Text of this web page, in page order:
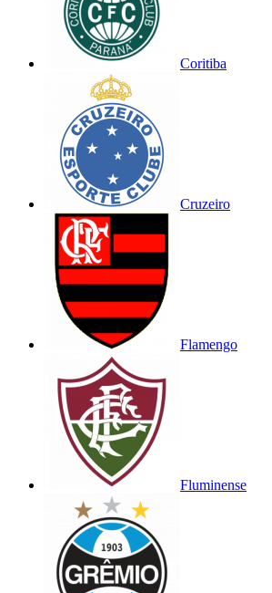
Coritiba
Cruzeiro
Flamengo
Fluminense